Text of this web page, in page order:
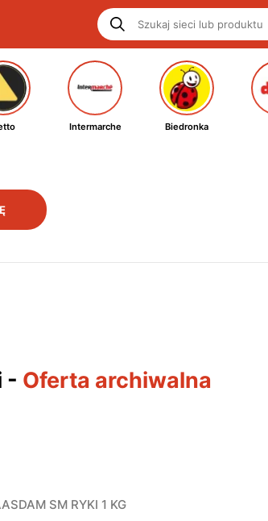
Intermarche Biedronka
- Oferta archiwalna
SM RYKI 1 KG